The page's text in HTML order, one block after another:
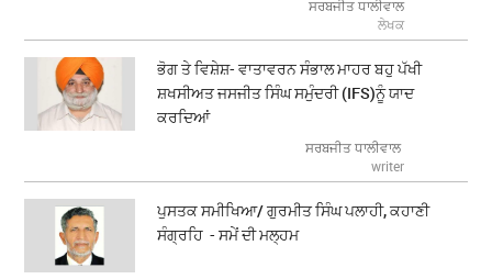
ਸਰਬਜੀਤ ਧਾਲੀਵਾਲ
ਲੇਖਕ
ਭੋਗ ਤੇ ਵਿਸ਼ੇਸ਼- ਵਾਤਾਵਰਨ ਸੰਭਾਲ ਮਾਹਰ ਬਹੁ ਪੱਖੀ
ਸ਼ਖਸੀਅਤ ਜਸਜੀਤ ਸਿੰਘ ਸਮੁੰਦਰੀ (IFS)ਨੂੰ ਯਾਦ
ਕਰਦਿਆਂ
ਸਰਬਜੀਤ ਧਾਲੀਵਾਲ
writer
ਪੁਸਤਕ ਸਮੀਖਿਆ/ ਗੁਰਮੀਤ ਸਿੰਘ ਪਲਾਹੀ, ਕਹਾਣੀ
ਸੰਗ੍ਰਹਿ - ਸਮੇਂ ਦੀ ਮਲ੍ਹਮ